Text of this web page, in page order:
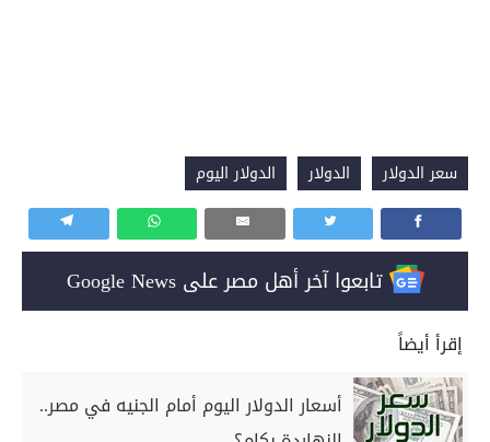
سعر الدولار الدولار الدولار اليوم
تابعوا آخر أهل مصر على Google News
إقرأ أيضاً
أسعار الدولار اليوم أمام الجنيه في مصر..